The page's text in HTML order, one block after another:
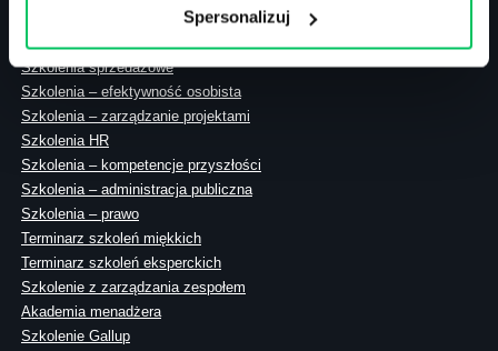
Spersonalizuj
Szkolenia menedżerskie
Szkolenia sprzedażowe
Szkolenia – efektywność osobista
Szkolenia – zarządzanie projektami
Szkolenia HR
Szkolenia – kompetencje przyszłości
Szkolenia – administracja publiczna
Szkolenia – prawo
Terminarz szkoleń miękkich
Terminarz szkoleń eksperckich
Szkolenie z zarządzania zespołem
Akademia menadżera
Szkolenie Gallup